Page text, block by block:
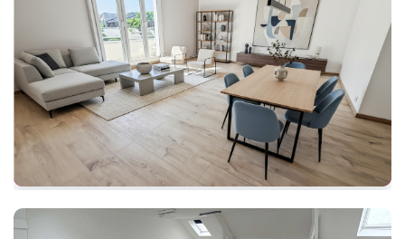
Appartement Duplex Poissy 5 pièces 92 m²
POISSY
365 000 € Ref: 105588
92 m² 5 pièces 3 chambres